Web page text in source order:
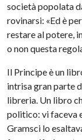
società popolata
rovinarsi: «Ed è
restare al potere,
o non questa
Il Principe è un
intrisa gran parte
libreria. Un libro
politico: vi faceva
Gramsci lo